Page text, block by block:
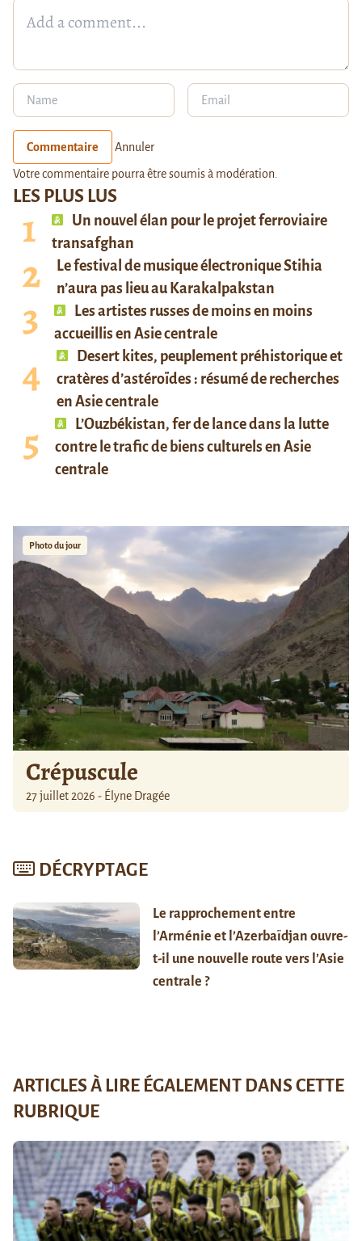
LES PLUS LUS
Un nouvel élan pour le projet ferroviaire
transafghan
Le festival de musique électronique Stihia
n’aura pas lieu au Karakalpakstan
Les artistes russes de moins en moins
accueillis en Asie centrale
Desert kites, peuplement préhistorique et
cratères d’astéroïdes : résumé de recherches
en Asie centrale
L’Ouzbékistan, fer de lance dans la lutte
contre le trafic de biens culturels en Asie
centrale
Photo du jour
Crépuscule
27 juillet 2026 - Élyne Dragée
DÉCRYPTAGE
Le rapprochement entre
l’Arménie et l’Azerbaïdjan ouvre-
t-il une nouvelle route vers l’Asie
centrale ?
Commentaire Annuler
Votre commentaire pourra être soumis à modération.
ARTICLES À LIRE ÉGALEMENT DANS CETTE
RUBRIQUE